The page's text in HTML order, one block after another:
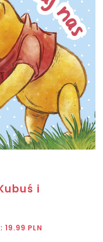
i
19.99 PLN